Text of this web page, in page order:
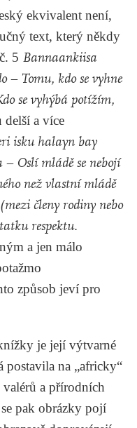
ekvivalent není,
text, který někdy
5 Bannaankiisa
– Tomu, kdo se vyhne
se vyhýbá potížím,
delší a více
isku halayn bay
– Oslí mládě se nebojí
než vlastní mládě
členy rodiny nebo
respektu.
a jen málo
způsob jeví pro
je její výtvarné
postavila na „africky“
a přírodních
pak obrázky pojí